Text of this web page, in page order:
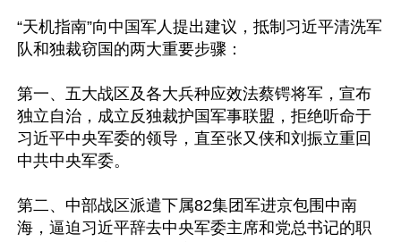
“天机指南”向中国军人提出建议，抵制习近平清洗军
队和独裁窃国的两大重要步骤：
第一、五大战区及各大兵种应效法蔡锷将军，宣布
独立自治，成立反独裁护国军事联盟，拒绝听命于
习近平中央军委的领导，直至张又侠和刘振立重回
中共中央军委。
第二、中部战区派遣下属82集团军进京包围中南
海，逼迫习近平辞去中央军委主席和党总书记的职